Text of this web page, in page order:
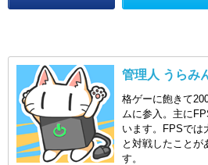
管理人 うらみ
格ゲーに飽きて
ムに参入。主に
います。FPSでは
と対戦したことが
す。